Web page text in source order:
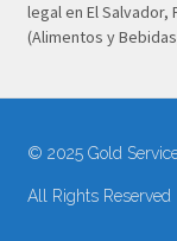
legal en El
(Alimentos y
© 2025 Gold
All Rights Reserved